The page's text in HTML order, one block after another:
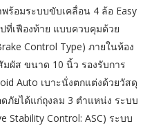
ร้อมระบบขับเคลื่อน 4 ล้อ Easy
ที่เฟืองท้าย แบบควบคุมด้วย
Control Type) ภายในห้อง
มผัส ขนาด 10 นิ้ว รองรับการ
Auto เบาะนั่งตกแต่งด้วยวัสดุ
ภัยได้แก่ถุงลม 3 ตำแหน่ง ระบบ
Stability Control: ASC) ระบบ